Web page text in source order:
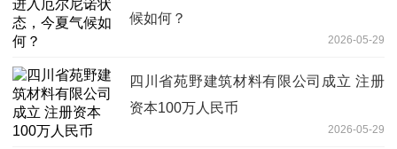
候如何？
2026-05-29
四川省苑野建筑材料有限公司成立 注册
资本100万人民币
2026-05-29